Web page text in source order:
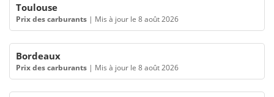
Toulouse
Prix des carburants | Mis à jour le 8 août 2026
Bordeaux
Prix des carburants | Mis à jour le 8 août 2026